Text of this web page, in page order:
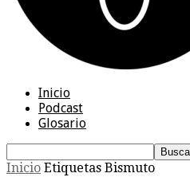
Inicio
Podcast
Glosario
Inicio Etiquetas Bismuto